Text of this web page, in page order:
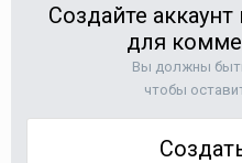
Создайте
для
Вы должны
чтобы